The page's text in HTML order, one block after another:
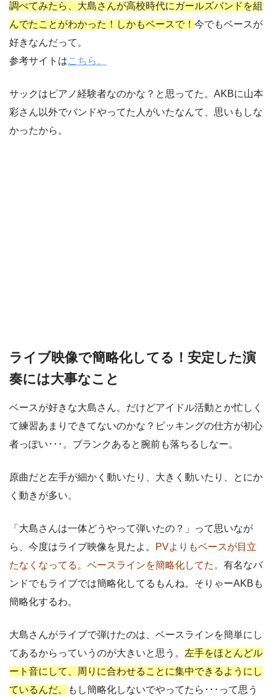
調べてみたら、大島さんが高校時代にガールズバンドを組
んでたことがわかった！しかもベースで！ 今でもベースが
好きなんだって。
参考サイトはこちら。
サックはピアノ経験者なのかな？と思ってた。AKBに山本
彩さん以外でバンドやってた人がいたなんて、思いもしな
かったから。
ライブ映像で簡略化してる！安定した演
奏には大事なこと
ベースが好きな大島さん。だけどアイドル活動とか忙しく
て練習あまりできてないのかな？ピッキングの仕方が初心
者っぽい･･･。ブランクあると腕前も落ちるしなー。
原曲だと左手が細かく動いたり、大きく動いたり、とにか
く動きが多い。
「大島さんは一体どうやって弾いたの？」って思いなが
ら、今度はライブ映像を見たよ。
PVよりもベースが目立
たなくなってる。ベースラインを簡略化してた。 有名なバ
ンドでもライブでは簡略化してるもんね。そりゃーAKBも
簡略化するわ。
大島さんがライブで弾けたのは、ベースラインを簡単にし
てあるからっていうのが大きいと思う。 左手をほとんどル
ート音にして、周りに合わせることに集中できるようにし
ているんだ。
もし簡略化しないでやってたら･･･って思う